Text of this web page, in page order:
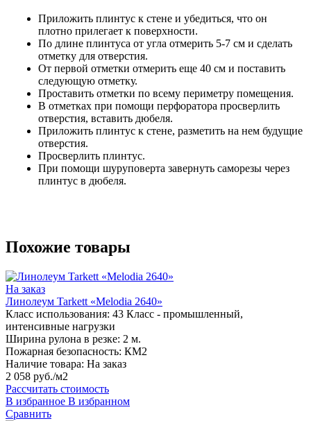
Приложить плинтус к стене и убедиться, что он
плотно прилегает к поверхности.
По длине плинтуса от угла отмерить 5-7 см и сделать
отметку для отверстия.
От первой отметки отмерить еще 40 см и поставить
следующую отметку.
Проставить отметки по всему периметру помещения.
В отметках при помощи перфоратора просверлить
отверстия, вставить дюбеля.
Приложить плинтус к стене, разметить на нем будущие
отверстия.
Просверлить плинтус.
При помощи шуруповерта завернуть саморезы через
плинтус в дюбеля.
Похожие товары
На заказ
Линолеум Tarkett «Melodia 2640»
Класс использования: 43 Класс - промышленный,
интенсивные нагрузки
Ширина рулона в резке: 2 м.
Пожарная безопасность: КМ2
Наличие товара: На заказ
2 058 руб./м2
Рассчитать стоимость
В избранное В избранном
Сравнить